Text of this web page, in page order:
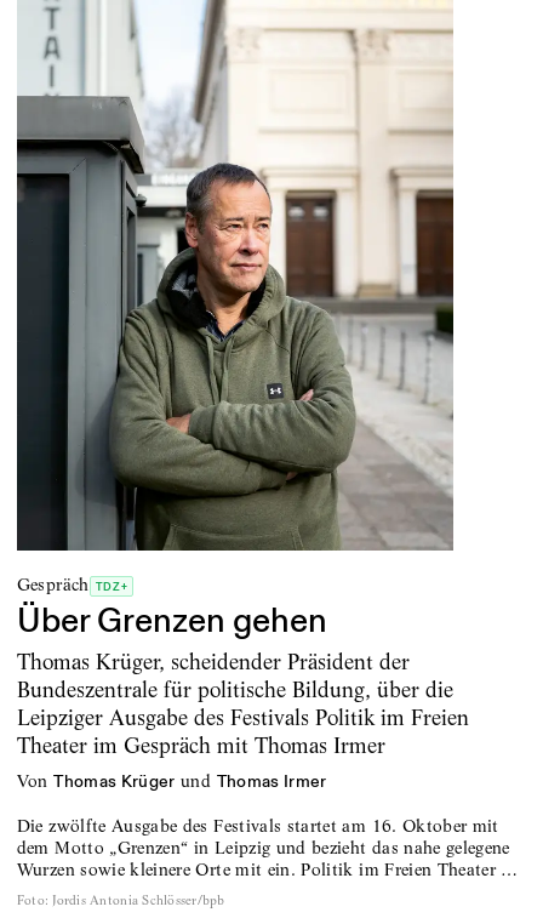
Gespräch TDZ+
Über Grenzen gehen
Thomas Krüger, scheidender Präsident der
Bundeszentrale für politische Bildung, über die
Leipziger Ausgabe des Festivals Politik im Freien
Theater im Gespräch mit Thomas Irmer
von Thomas Krüger und Thomas Irmer
Die zwölfte Ausgabe des Festivals startet am 16. Oktober mit
dem Motto „Grenzen“ in Leipzig und bezieht das nahe gelegene
Wurzen sowie kleinere Orte mit ein. Politik im Freien Theater …
Foto: Jordis Antonia Schlösser/bpb